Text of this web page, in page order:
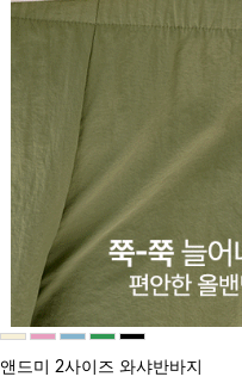
앤드미 2사이즈 와샤반바지